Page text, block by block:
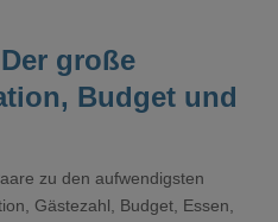
große
Budget und
zu den aufwendigsten
Gästezahl, Budget, Essen,